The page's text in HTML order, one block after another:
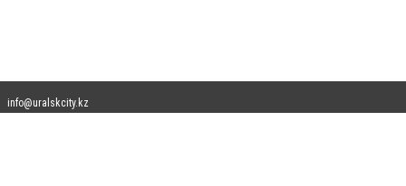
info@uralskcity.kz